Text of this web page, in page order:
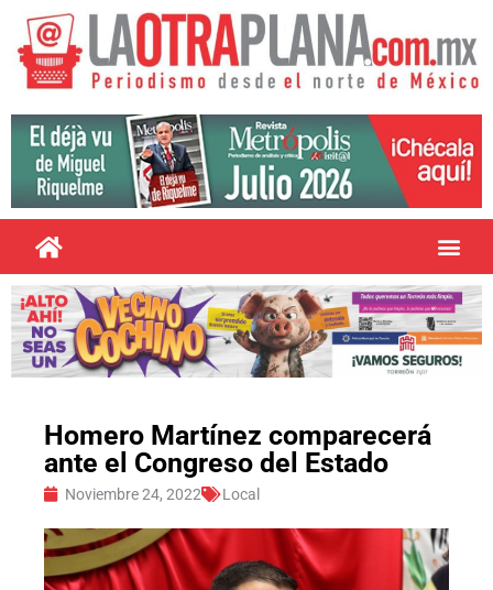
Homero Martínez comparecerá
ante el Congreso del Estado
Noviembre 24, 2022 Local